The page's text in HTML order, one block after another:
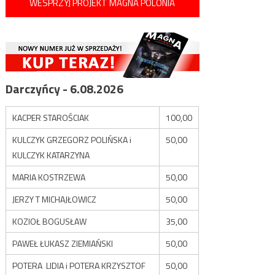
Darczyńcy - 6.08.2026
KACPER STAROŚCIAK
100,00
KULCZYK GRZEGORZ POLIŃSKA i
KULCZYK KATARZYNA
50,00
MARIA KOSTRZEWA
50,00
JERZY T MICHAJŁOWICZ
50,00
KOZIOŁ BOGUSŁAW
35,00
PAWEŁ ŁUKASZ ZIEMIAŃSKI
50,00
POTERA LIDIA i POTERA KRZYSZTOF
50,00